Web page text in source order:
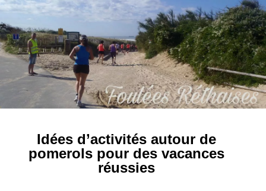
Idées d’activités autour de
pomerols pour des vacances
réussies